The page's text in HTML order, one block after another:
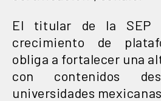
El titular de la SEP
crecimiento de
obliga a fortalecer una
con contenidos
universidades mexicanas.